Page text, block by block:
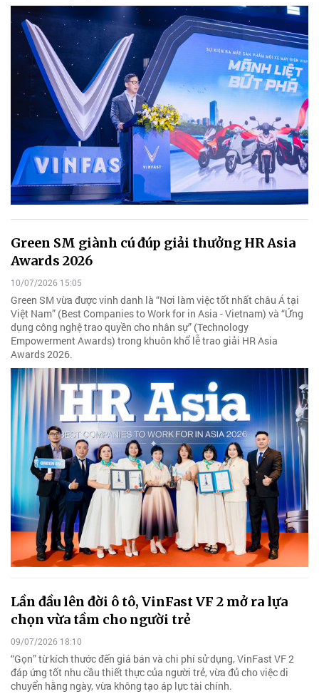
Green SM giành cú đúp giải thưởng HR Asia
Awards 2026
10/07/2026 15:05
Green SM vừa được vinh danh là “Nơi làm việc tốt nhất châu Á tại
Việt Nam” (Best Companies to Work for in Asia - Vietnam) và “Ứng
dụng công nghệ trao quyền cho nhân sự” (Technology
Empowerment Awards) trong khuôn khổ lễ trao giải HR Asia
Awards 2026.
Lần đầu lên đời ô tô, VinFast VF 2 mở ra lựa
chọn vừa tầm cho người trẻ
09/07/2026 18:10
“Gọn” từ kích thước đến giá bán và chi phí sử dụng, VinFast VF 2
đáp ứng tốt nhu cầu thiết thực của người trẻ, vừa đủ cho việc di
chuyển hằng ngày, vừa không tạo áp lực tài chính.